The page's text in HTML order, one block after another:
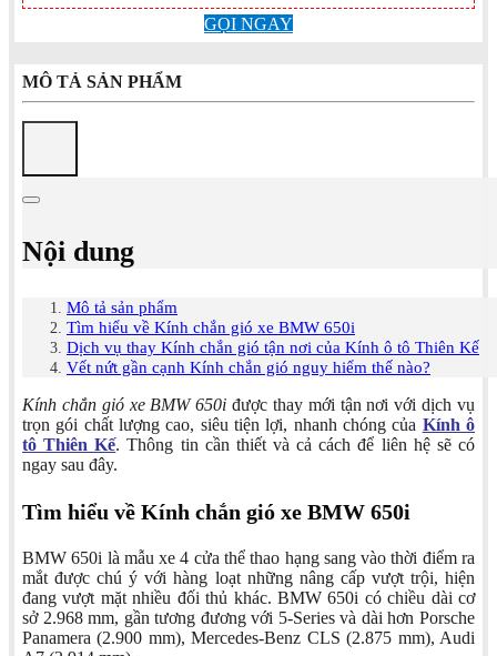
GỌI NGAY
MÔ TẢ SẢN PHẨM
Nội dung
Mô tả sản phẩm
Tìm hiểu về Kính chắn gió xe BMW 650i
Dịch vụ thay Kính chắn gió tận nơi của Kính ô tô Thiên Kế
Vết nứt gần cạnh Kính chắn gió nguy hiểm thế nào?
Kính chắn gió xe BMW 650i được thay mới tận nơi với dịch vụ
trọn gói chất lượng cao, siêu tiện lợi, nhanh chóng của Kính ô
tô Thiên Kế. Thông tin cần thiết và cả cách để liên hệ sẽ có
ngay sau đây.
Tìm hiểu về Kính chắn gió xe BMW 650i
BMW 650i là mẫu xe 4 cửa thể thao hạng sang vào thời điểm ra
mắt được chú ý với hàng loạt những nâng cấp vượt trội, hiện
đang vượt mặt nhiều đối thủ khác. BMW 650i có chiều dài cơ
sở 2.968 mm, gần tương đương với 5-Series và dài hơn Porsche
Panamera (2.900 mm), Mercedes-Benz CLS (2.875 mm), Audi